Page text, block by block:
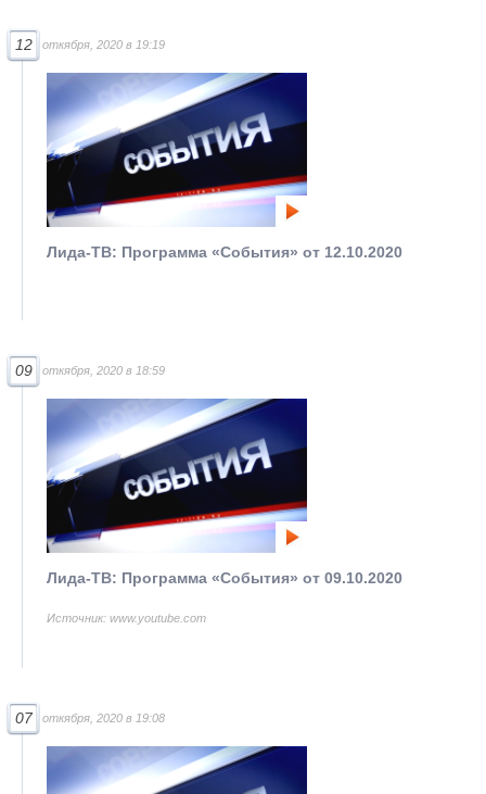
12 откября, 2020 в 19:19
Лида-ТВ: Программа «События» от 12.10.2020
09 откября, 2020 в 18:59
Лида-ТВ: Программа «События» от 09.10.2020
Источник: www.youtube.com
07 откября, 2020 в 19:08